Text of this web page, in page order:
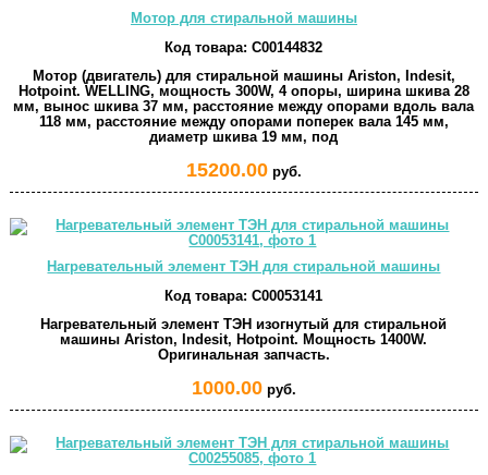
Мотор для стиральной машины
Код товара: C00144832
Мотор (двигатель) для стиральной машины Ariston, Indesit,
Hotpoint. WELLING, мощность 300W, 4 опоры, ширина шкива 28
мм, вынос шкива 37 мм, расстояние между опорами вдоль вала
118 мм, расстояние между опорами поперек вала 145 мм,
диаметр шкива 19 мм, под
15200.00руб.
Нагревательный элемент ТЭН для стиральной машины
Код товара: C00053141
Нагревательный элемент ТЭН изогнутый для стиральной
машины Ariston, Indesit, Hotpoint. Мощность 1400W.
Оригинальная запчасть.
1000.00руб.